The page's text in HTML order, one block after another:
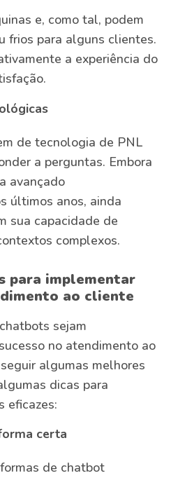
e, como tal, podem
frios para alguns clientes.
a experiência do
de tecnologia de PNL
a perguntas. Embora
avançado
últimos anos, ainda
sua capacidade de
complexos.
para implementar
ao cliente
sejam
no atendimento ao
algumas melhores
dicas para
eficazes:
certa
de chatbot